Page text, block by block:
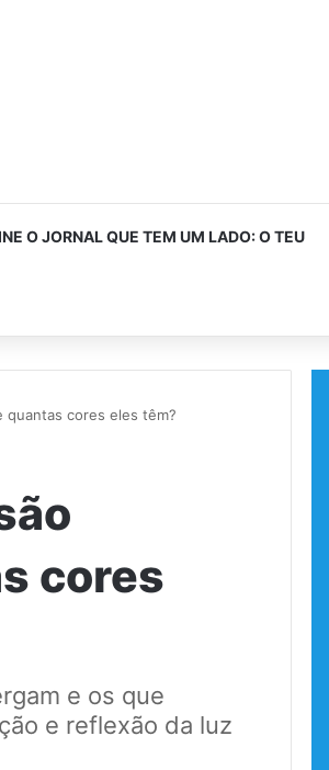
O JORNAL QUE TEM UM LADO: O TEU
quantas cores eles têm?
cores
e os que
e reflexão da luz